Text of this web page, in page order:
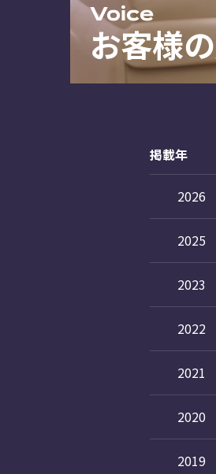
Voice
お客様
掲載年
2026
2025
2023
2022
2021
2020
2019